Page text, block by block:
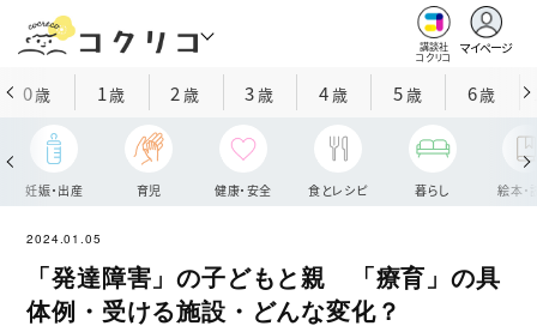
講談社
コクリコ
マイページ
0歳 1歳 2 歳 3歳 4歳 5歳 6歳
妊娠・出産 育児 健康・安全 食とレシピ 暮らし 絵本・
2024.01.05
「発達障害」の子どもと親 「療育」の具
体例・受ける施設・どんな変化？